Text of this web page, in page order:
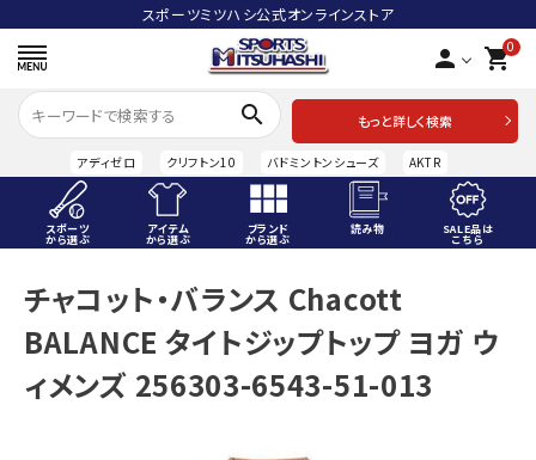
スポーツミツハシ公式オンラインストア
person 0
shopping_cart
search
もっと詳しく検索
アディゼロ クリフトン10 バドミントンシューズ AKTR
スポーツ
から選ぶ
アイテム
から選ぶ
ブランド
から選ぶ
読み物 SALE品は
こちら
ようこそ ゲスト 様
meeting_room ログイン person 会員登録
チャコット・バランス Chacott
BALANCE タイトジップトップ ヨガ ウ
ィメンズ 256303-6543-51-013